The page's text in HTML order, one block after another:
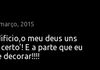
2015
meu deus uns
E a parte que eu
decorar!!!!